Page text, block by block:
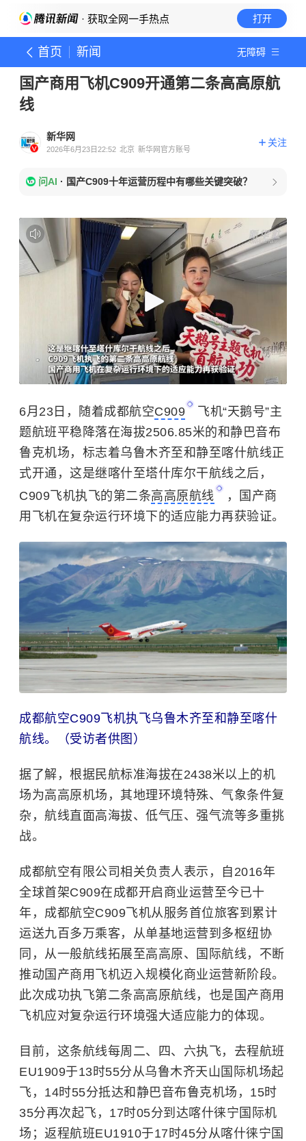
· 获取全网一手热点 打开
首页 新闻 无障碍
国产商用飞机C909开通第二条高高原航
线
新华网
2026年6月23日22:52 北京 新华网官方账号
关注
问AI · 国产C909十年运营历程中有哪些关键突破？
6月23日，随着成都航空C909
飞机“天鹅号”主
题航班平稳降落在海拔2506.85米的和静巴音布
鲁克机场，标志着乌鲁木齐至和静至喀什航线正
式开通，这是继喀什至塔什库尔干航线之后，
C909飞机执飞的第二条高高原航线
，国产商
用飞机在复杂运行环境下的适应能力再获验证。
成都航空C909飞机执飞乌鲁木齐至和静至喀什
航线。（受访者供图）
据了解，根据民航标准海拔在2438米以上的机
场为高高原机场，其地理环境特殊、气象条件复
杂，航线直面高海拔、低气压、强气流等多重挑
战。
成都航空有限公司相关负责人表示，自2016年
全球首架C909在成都开启商业运营至今已十
年，成都航空C909飞机从服务首位旅客到累计
运送九百多万乘客，从单基地运营到多枢纽协
同，从一般航线拓展至高高原、国际航线，不断
推动国产商用飞机迈入规模化商业运营新阶段。
此次成功执飞第二条高高原航线，也是国产商用
飞机应对复杂运行环境强大适应能力的体现。
目前，这条航线每周二、四、六执飞，去程航班
EU1909于13时55分从乌鲁木齐天山国际机场起
飞，14时55分抵达和静巴音布鲁克机场，15时
35分再次起飞，17时05分到达喀什徕宁国际机
场；返程航班EU1910于17时45分从喀什徕宁国